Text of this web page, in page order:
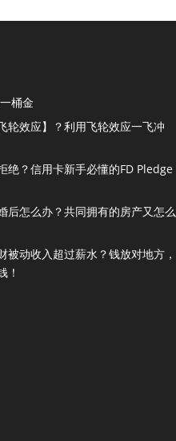
桶金
轮效应】？利用飞轮效应一飞冲
绝？信用卡新手必懂的FD Pledge
后怎么办？共同拥有的房产又怎么
被动收入超过薪水？钱放对地方，
！